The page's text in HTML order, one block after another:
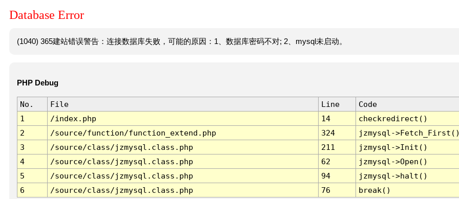
Database Error
(1040) 365建站错误警告：连接数据库失败，可能的原因：1、数据库密码不对; 2、mysql未启动。
PHP Debug
No. File Line
Code
1
/index.php 14
checkredirect()
2
/source/function/function_extend.php 324
jzmysql-
3
/source/class/jzmysql.class.php 211
jzmysql->Init()
4
/source/class/jzmysql.class.php 62
jzmysql->Open()
5
/source/class/jzmysql.class.php 94
jzmysql->halt()
6
/source/class/jzmysql.class.php 76 break()